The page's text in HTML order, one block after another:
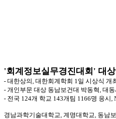
'회계정보실무경진대회' 대
- 대한상의, 대한회계학회 1일 시상식 개
- 개인부문 대상 동남보건대 박동혁, 대
- 전국 124개 학교 143개팀 1166명 응시,
경남과학기술대학교, 계명대학교, 동남